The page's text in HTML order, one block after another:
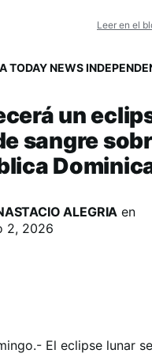
Leer en el
TODAY NEWS
un
sangre
ALEGRIA en
2, 2026
El eclipse lunar